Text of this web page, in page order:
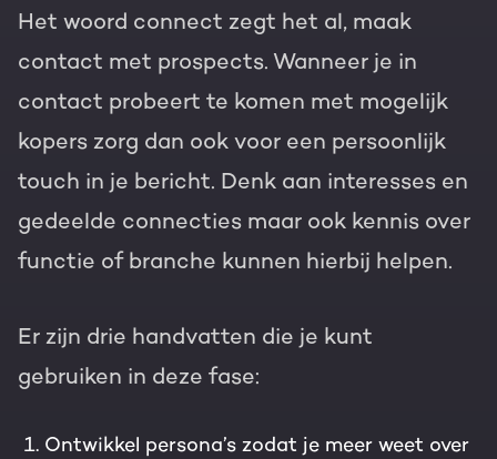
Het woord connect zegt het al, maak
contact met prospects. Wanneer je in
contact probeert te komen met mogelijk
kopers zorg dan ook voor een persoonlijk
touch in je bericht. Denk aan interesses en
gedeelde connecties maar ook kennis over
functie of branche kunnen hierbij helpen.
Er zijn drie handvatten die je kunt
gebruiken in deze fase:
Ontwikkel persona’s zodat je meer weet over